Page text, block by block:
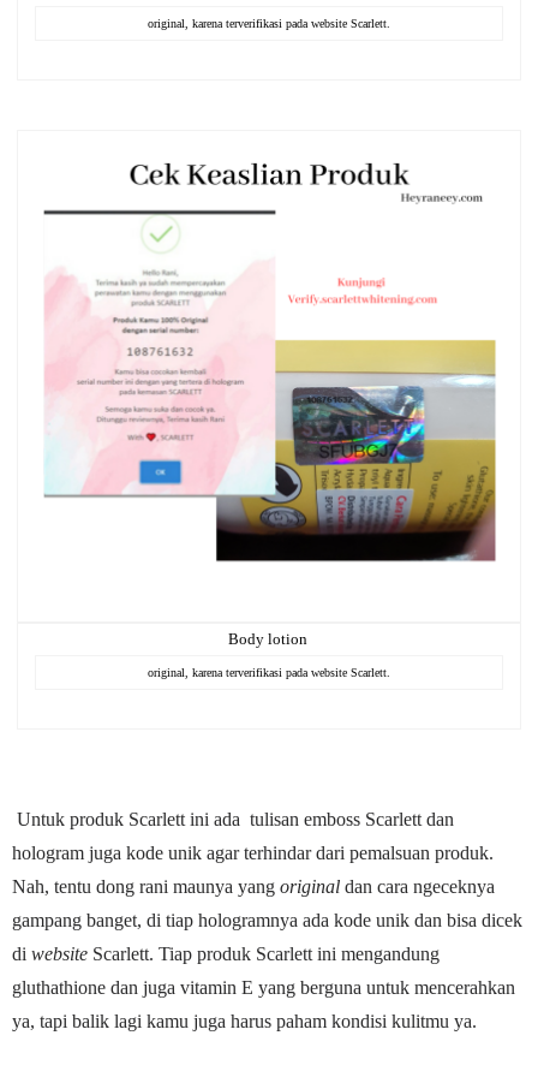
original, karena terverifikasi pada website Scarlett.
Body lotion
original, karena terverifikasi pada website Scarlett.
Untuk produk Scarlett ini ada tulisan emboss Scarlett dan
hologram juga kode unik agar terhindar dari pemalsuan produk.
Nah, tentu dong rani maunya yang original dan cara ngeceknya
gampang banget, di tiap hologramnya ada kode unik dan bisa dicek
di website Scarlett. Tiap produk Scarlett ini mengandung
gluthathione dan juga vitamin E yang berguna untuk mencerahkan
ya, tapi balik lagi kamu juga harus paham kondisi kulitmu ya.